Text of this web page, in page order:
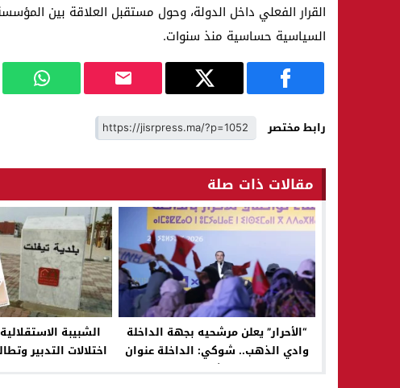
القرار الفعلي داخل الدولة، وحول مستقبل العلاقة بين
السياسية حساسية منذ سنوات.
رابط مختصر
مقالات ذات صلة
“الأحرار” يعلن مرشحيه بجهة الداخلة
وادي الذهب.. شوكي: الداخلة عنوان
لمستقبل المغرب وثقتنا في المواطنين
الشبيبة
اختلالات التدبير